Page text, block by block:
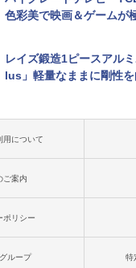
色彩美で映画＆ゲームが
レイズ鍛造1ピースアル
lus」軽量なままに剛性を
用について
ご案内
ポリシー
ループ 特